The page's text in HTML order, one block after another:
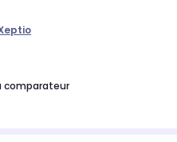
comparateur